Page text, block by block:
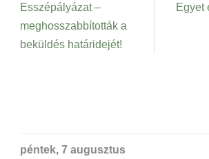
Esszépályázat –
meghosszabbították a
beküldés határidejét!
Egyet
péntek, 7 augusztus